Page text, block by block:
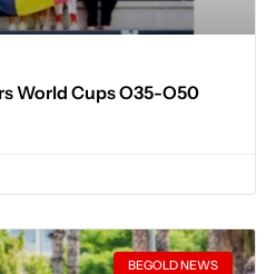
World Cups O35-O50
BEGOLD NEWS